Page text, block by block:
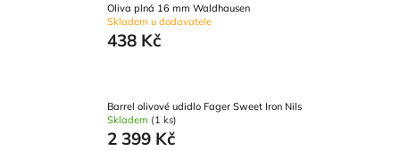
Oliva plná 16 mm Waldhausen
Skladem u dodavatele
438 Kč
Barrel olivové udidlo Fager Sweet Iron Nils
Skladem (1 ks)
2 399 Kč